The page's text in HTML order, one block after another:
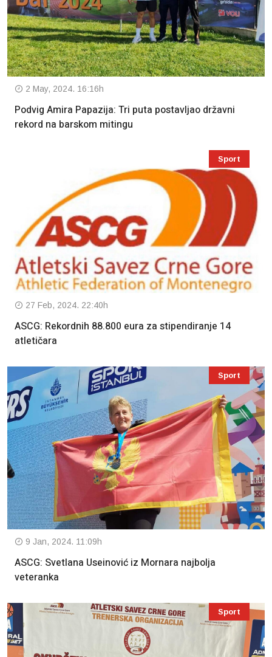
2 May, 2024. 16:16h
Podvig Amira Papazija: Tri puta postavljao državni
rekord na barskom mitingu
Sport
27 Feb, 2024. 22:40h
ASCG: Rekordnih 88.800 eura za stipendiranje 14
atletičara
Sport
9 Jan, 2024. 11:09h
ASCG: Svetlana Useinović iz Mornara najbolja
veteranka
Sport